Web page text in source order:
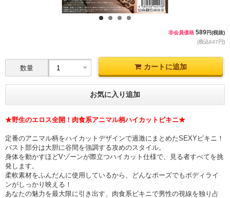
非会員価格 589円(税抜)
(税込647円)
数量 カートに追加
お気に入り追加
★野生のエロス全開！肉食系アニマル柄ハイカットビキニ★
定番のアニマル柄をハイカットデザインで過激にまとめたSEXYビキニ！
バスト部分は大胆に谷間を強調する攻めのスタイル。
身体を動かすほどVゾーンが際立つハイカット仕様で、見る者すべてを挑
発します。
柔軟素材をふんだんに使用しているから、どんなポーズでもボディライ
ンがしっかり映える！
あなたの魅力を最大限に引き出す、肉食系ビキニで男性の視線を独り占